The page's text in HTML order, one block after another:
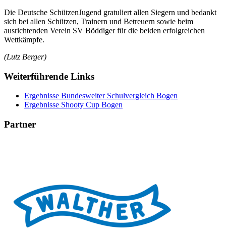
Die Deutsche SchützenJugend gratuliert allen Siegern und bedankt
sich bei allen Schützen, Trainern und Betreuern sowie beim
ausrichtenden Verein SV Böddiger für die beiden erfolgreichen
Wettkämpfe.
(Lutz Berger)
Weiterführende Links
Ergebnisse Bundesweiter Schulvergleich Bogen
Ergebnisse Shooty Cup Bogen
Partner